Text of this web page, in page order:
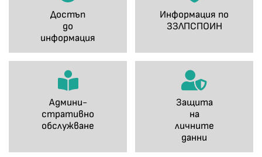
Достъп
до
информация
Информация по
ЗЗЛПСПОИН
Админи-
стративно
обслужване
Защита
на
личните
данни